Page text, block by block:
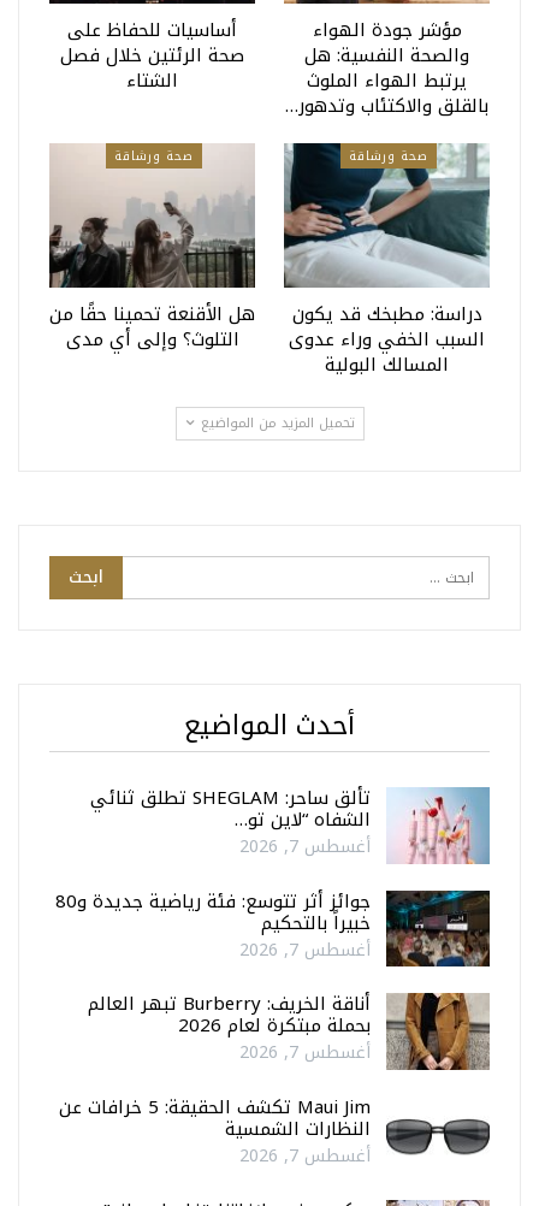
مؤشر جودة الهواء
والصحة النفسية: هل
يرتبط الهواء الملوث
بالقلق والاكتئاب وتدهور…
أساسيات للحفاظ على
صحة الرئتين خلال فصل
الشتاء
صحة ورشاقة
دراسة: مطبخك قد يكون
السبب الخفي وراء عدوى
المسالك البولية
صحة ورشاقة
هل الأقنعة تحمينا حقًا من
التلوث؟ وإلى أي مدى
تحميل المزيد من المواضيع
أحدث المواضيع
تألق ساحر: SHEGLAM تطلق ثنائي
الشفاه “لاين تو…
أغسطس 7, 2026
جوائز أثر تتوسع: فئة رياضية جديدة و80
خبيراً بالتحكيم
أغسطس 7, 2026
أناقة الخريف: Burberry تبهر العالم
بحملة مبتكرة لعام 2026
أغسطس 7, 2026
Maui Jim تكشف الحقيقة: 5 خرافات عن
النظارات الشمسية
أغسطس 7, 2026